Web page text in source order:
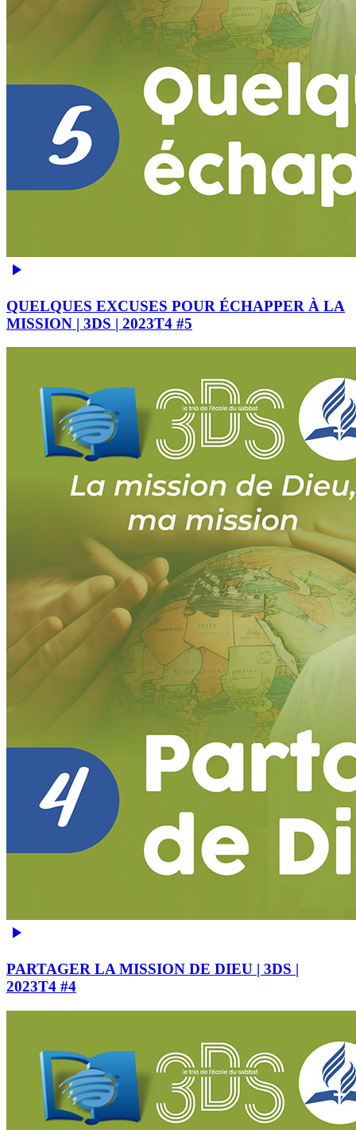
QUELQUES EXCUSES POUR ÉCHAPPER À LA
MISSION | 3DS | 2023T4 #5
PARTAGER LA MISSION DE DIEU | 3DS |
2023T4 #4